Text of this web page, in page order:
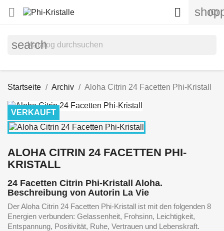
 (0)

search
Startseite Archiv Aloha Citrin 24 Facetten Phi-Kristall
VERKAUFT
ALOHA CITRIN 24 FACETTEN PHI-
KRISTALL
24 Facetten Citrin Phi-Kristall Aloha.
Beschreibung von Autorin La Vie
Der Aloha Citrin 24 Facetten Phi-Kristall ist mit den folgenden 8
Energien verbunden: Gelassenheit, Frohsinn, Leichtigkeit,
Entspannung, Positivität, Ruhe, Vertrauen und Lebenskraft.